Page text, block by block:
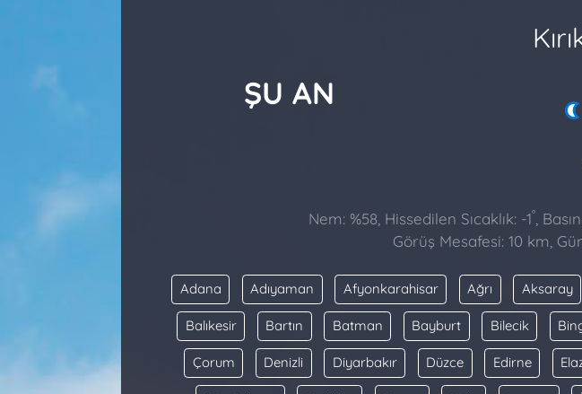
ŞU AN
Nem: %58, Hissedilen Sıcaklık: -1°,
Görüş Mesafesi: 10 km,
Adana Adıyaman Afyonkarahisar Ağrı Aksaray
Balıkesir Bartın Batman Bayburt Bilecik
Çorum Denizli Diyarbakır Düzce Edirne